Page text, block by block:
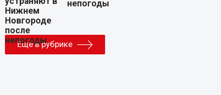
непогоды
Еще в рубрике